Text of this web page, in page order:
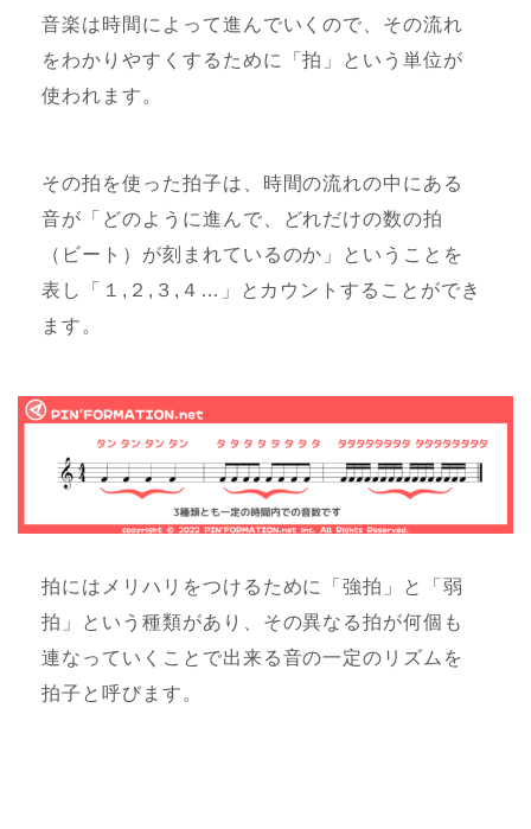
音楽は時間によって進んでいくので、その流れ
をわかりやすくするために「拍」という単位が
使われます。
その拍を使った拍子は、時間の流れの中にある
音が「どのように進んで、どれだけの数の拍
（ビート）が刻まれているのか」ということを
表し「１,２,３,４…」とカウントすることができ
ます。
拍にはメリハリをつけるために「強拍」と「弱
拍」という種類があり、その異なる拍が何個も
連なっていくことで出来る音の一定のリズムを
拍子と呼びます。